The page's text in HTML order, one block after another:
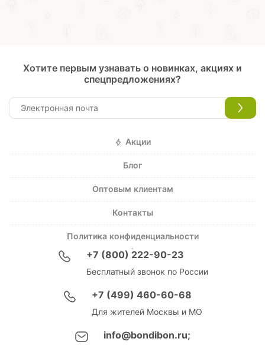
Хотите первым узнавать о новинках, акциях и
спецпредложениях?
Акции
Блог
Оптовым клиентам
Контакты
Политика конфиденциальности
+7 (800) 222-90-23
Бесплатный звонок по России
+7 (499) 460-60-68
Для жителей Москвы и МО
info@bondibon.ru;